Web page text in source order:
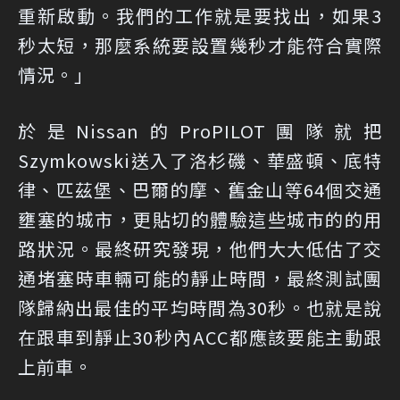
重新啟動。我們的工作就是要找出，如果3
秒太短，那麼系統要設置幾秒才能符合實際
情況。」
於是Nissan的ProPILOT團隊就把
Szymkowski送入了洛杉磯、華盛頓、底特
律、匹茲堡、巴爾的摩、舊金山等64個交通
壅塞的城市，更貼切的體驗這些城市的的用
路狀況。最終研究發現，他們大大低估了交
通堵塞時車輛可能的靜止時間，最終測試團
隊歸納出最佳的平均時間為30秒。也就是說
在跟車到靜止30秒內ACC都應該要能主動跟
上前車。